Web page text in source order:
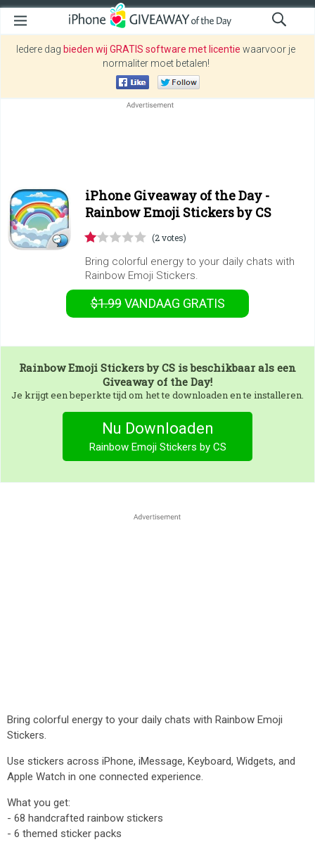
Iedere dag bieden wij GRATIS software met licentie waarvoor je
normaliter moet betalen!
iPhone Giveaway of the Day -
Rainbow Emoji Stickers by CS
(2 votes)
Bring colorful energy to your daily chats with
Rainbow Emoji Stickers.
$1.99VANDAAG GRATIS
Rainbow Emoji Stickers by CS is beschikbaar als een
Giveaway of the Day!
Je krijgt een beperkte tijd om het te downloaden en te installeren.
Nu Downloaden
Rainbow Emoji Stickers by CS
Bring colorful energy to your daily chats with Rainbow Emoji
Stickers.
Use stickers across iPhone, iMessage, Keyboard, Widgets, and
Apple Watch in one connected experience.
What you get:
- 68 handcrafted rainbow stickers
- 6 themed sticker packs